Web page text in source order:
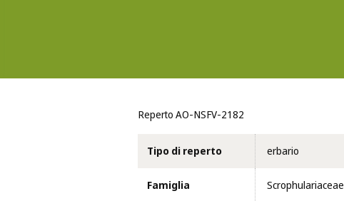
Reperto AO-NSFV-2182
Tipo di reperto erbario
Famiglia Scrophulariaceae